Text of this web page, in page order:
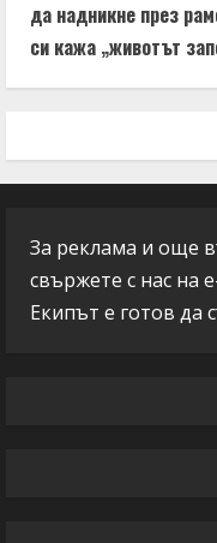
да надникне през
си кажа „животът
За реклама и още
свържете с нас на
Екипът е готов да